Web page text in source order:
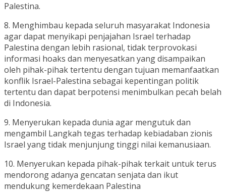
Palestina.
8. Menghimbau kepada seluruh masyarakat Indonesia
agar dapat menyikapi penjajahan Israel terhadap
Palestina dengan lebih rasional, tidak terprovokasi
informasi hoaks dan menyesatkan yang disampaikan
oleh pihak-pihak tertentu dengan tujuan memanfaatkan
konflik Israel-Palestina sebagai kepentingan politik
tertentu dan dapat berpotensi menimbulkan pecah belah
di Indonesia.
9. Menyerukan kepada dunia agar mengutuk dan
mengambil Langkah tegas terhadap kebiadaban zionis
Israel yang tidak menjunjung tinggi nilai kemanusiaan.
10. Menyerukan kepada pihak-pihak terkait untuk terus
mendorong adanya gencatan senjata dan ikut
mendukung kemerdekaan Palestina